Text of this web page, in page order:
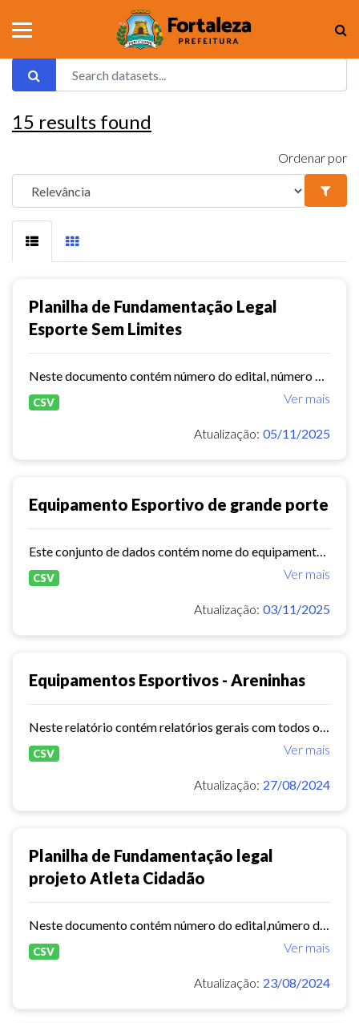
15 results found
Ordenar por
Planilha de Fundamentação Legal
Esporte Sem Limites
Ver mais
CSV
Atualização: 05/11/2025
Equipamento Esportivo de grande porte
Ver mais
CSV
Atualização: 03/11/2025
Equipamentos Esportivos - Areninhas
Ver mais
CSV
Atualização: 27/08/2024
Planilha de Fundamentação legal
projeto Atleta Cidadão
Ver mais
CSV
Atualização: 23/08/2024